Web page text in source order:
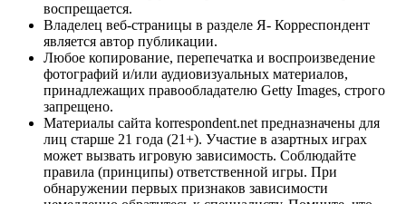
воспрещается.
Владелец веб-страницы в разделе Я- Корреспондент
является автор публикации.
Любое копирование, перепечатка и воспроизведение
фотографий и/или аудиовизуальных материалов,
принадлежащих правообладателю Getty Images, строго
запрещено.
Материалы сайта korrespondent.net предназначены для
лиц старше 21 года (21+). Участие в азартных играх
может вызвать игровую зависимость. Соблюдайте
правила (принципы) ответственной игры. При
обнаружении первых признаков зависимости